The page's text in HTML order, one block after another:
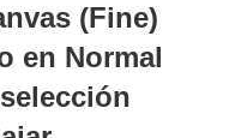
(Fine)
en Normal